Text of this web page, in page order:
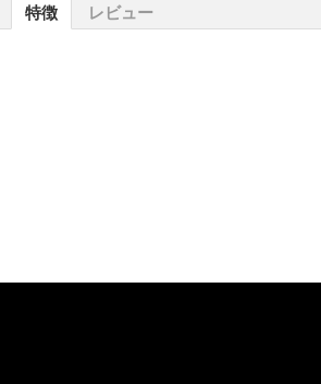
特徴 レビュー